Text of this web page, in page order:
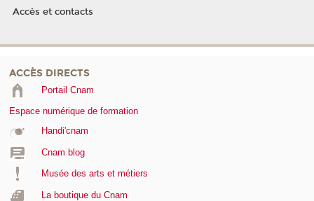
Accès et contacts
ACCÈS DIRECTS
Portail Cnam
Espace numérique de formation
Handi'cnam
Cnam blog
Musée des arts et métiers
La boutique du Cnam